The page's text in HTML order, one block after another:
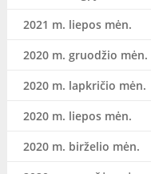
2021 m. liepos mėn.
2020 m. gruodžio mėn.
2020 m. lapkričio mėn.
2020 m. liepos mėn.
2020 m. birželio mėn.